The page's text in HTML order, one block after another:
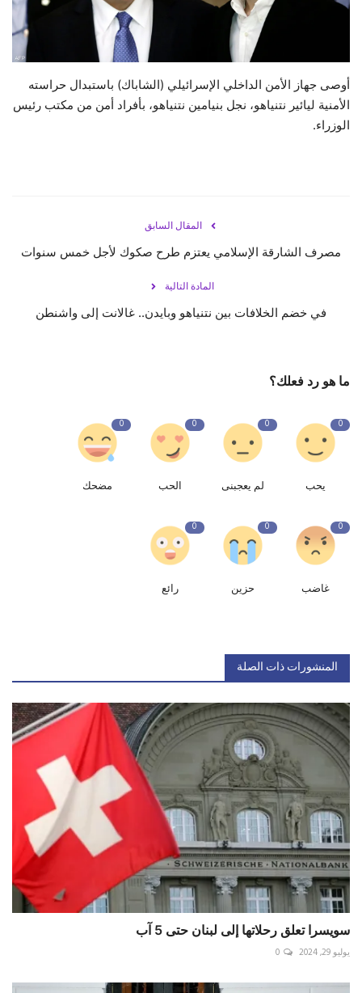
أوصى جهاز الأمن الداخلي الإسرائيلي (الشاباك) باستبدال حراسته
الأمنية ليائير نتنياهو، نجل بنيامين نتنياهو، بأفراد أمن من مكتب رئيس
الوزراء.
المقال السابق
مصرف الشارقة الإسلامي يعتزم طرح صكوك لأجل خمس سنوات
المادة التالية
في خضم الخلافات بين نتنياهو وبايدن.. غالانت إلى واشنطن
ما هو رد فعلك؟
0
يحب
0
لم يعجبنى
0
الحب
0
مضحك
0
غاضب
0
حزين
0
رائع
المنشورات ذات الصلة
سويسرا تعلق رحلاتها إلى لبنان حتى 5 آب
يوليو 29, 2024 0